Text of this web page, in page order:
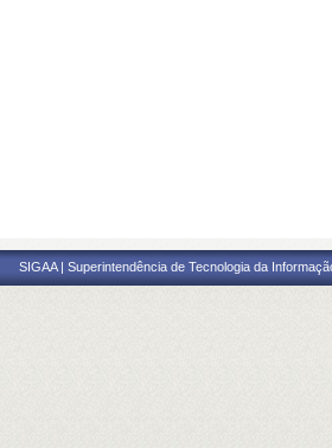
SIGAA | Superintendência de Tecnologia da